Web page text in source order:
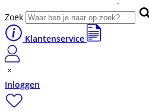
Zoek
Klantenservice
Inloggen